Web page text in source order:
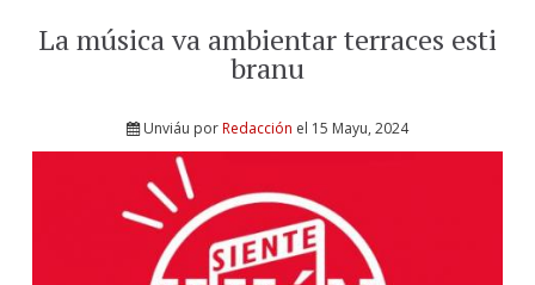
La música va ambientar terraces esti
branu
Unviáu porRedacción el 15 Mayu, 2024